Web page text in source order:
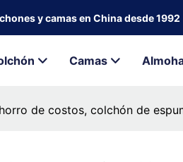
y camas en China desde 1992
Camas
de costos, colchón de